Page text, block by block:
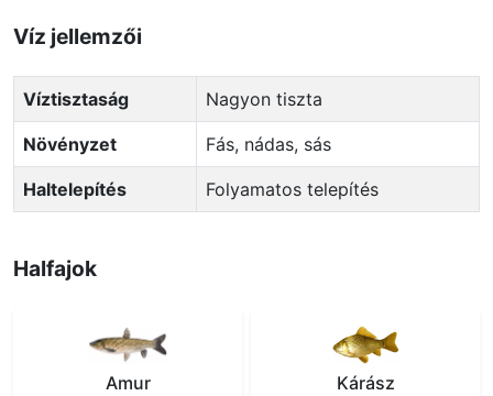
Víz jellemzői
Víztisztaság nagyon tiszta
Növényzet fás, nádas, sás
Haltelepítés folyamatos telepítés
Halfajok
Amur Kárász